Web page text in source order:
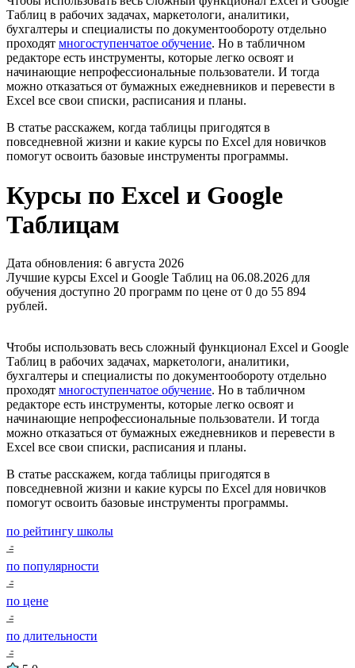
Таблиц в рабочих задачах, маркетологи, аналитики,
бухгалтеры и специалисты по документообороту отдельно
проходят многоступенчатое обучение. Но в табличном
редакторе есть инструменты, которые легко освоят и
начинающие непрофессиональные пользователи. И тогда
можно отказаться от бумажных ежедневников и перевести в
Excel все свои списки, расписания и планы.
В статье расскажем, когда таблицы пригодятся в
повседневной жизни и какие курсы по Excel для новичков
помогут освоить базовые инструменты программы.
Курсы по Excel и Google
Таблицам
Дата обновления: 6 августа 2026
Лучшие курсы Excel и Google Таблиц на 06.08.2026 для
обучения доступно 20 программ по цене от 0 до 55 894
рублей.
Чтобы использовать весь сложный функционал Excel и Google
Таблиц в рабочих задачах, маркетологи, аналитики,
бухгалтеры и специалисты по документообороту отдельно
проходят многоступенчатое обучение. Но в табличном
редакторе есть инструменты, которые легко освоят и
начинающие непрофессиональные пользователи. И тогда
можно отказаться от бумажных ежедневников и перевести в
Excel все свои списки, расписания и планы.
В статье расскажем, когда таблицы пригодятся в
повседневной жизни и какие курсы по Excel для новичков
помогут освоить базовые инструменты программы.
по рейтингу школы
по популярности
по цене
по длительности